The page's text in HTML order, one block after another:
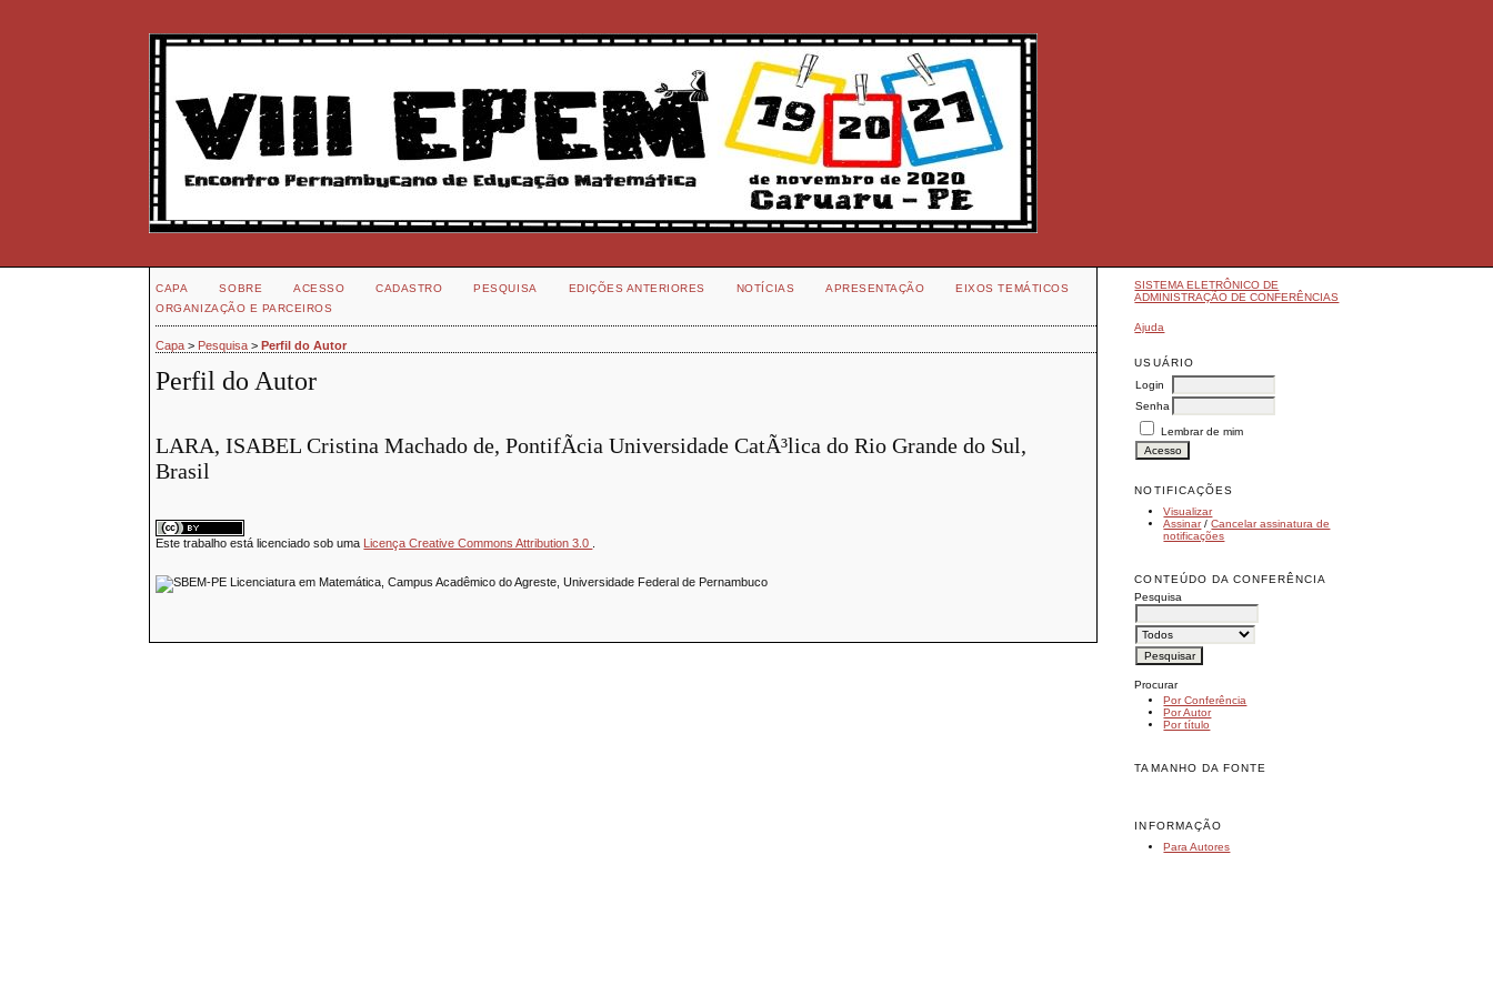
SISTEMA ELETRÔNICO DE
ADMINISTRAÇÃO DE CONFERÊNCIAS
Ajuda
USUÁRIO
Login
Senha
Lembrar de mim
NOTIFICAÇÕES
Visualizar
Assinar/Cancelar assinatura de
notificações
CONTEÚDO DA CONFERÊNCIA
Pesquisa
Procurar
Por Conferência
Por Autor
Por título
TAMANHO DA FONTE
INFORMAÇÃO
Para Autores
CAPA SOBRE ACESSO CADASTRO PESQUISA EDIÇÕES ANTERIORES NOTÍCIAS APRESENTAÇÃO
EIXOS TEMÁTICOS
ORGANIZAÇÃO E PARCEIROS
Capa > Pesquisa >Perfil do Autor
Perfil do Autor
LARA, ISABEL Cristina Machado de, PontifÃ­cia Universidade CatÃ³lica do Rio Grande do Sul,
Brasil
Este trabalho está licenciado sob uma Licença Creative Commons Attribution 3.0